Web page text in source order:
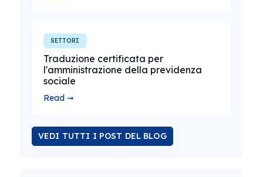
SETTORI
Traduzione certificata per
l'amministrazione della previdenza
sociale
Read ➞
VEDI TUTTI I POST DEL BLOG